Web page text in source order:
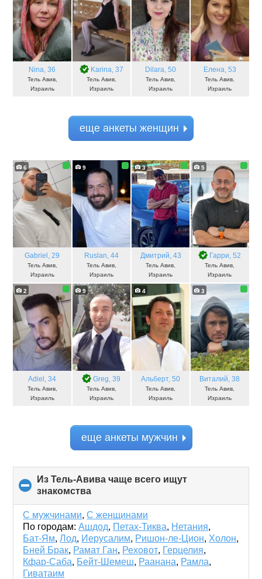
Nina, 36
Тель Авив,
Израиль
Karina, 37
Тель Авив,
Израиль
Dilara, 50
Тель Авив,
Израиль
Елена, 53
Тель Авив,
Израиль
еще анкеты женщин
6
Gabriel , 29
Тель Авив,
Израиль
9
Ruslan, 44
Тель Авив,
Израиль
3
Дмитрий, 43
Тель Авив,
Израиль
5
Гарри, 52
Тель Авив,
Израиль
2
Adiel , 34
Тель Авив,
Израиль
9
Greg, 39
Тель Авив,
Израиль
4
Альберт, 50
Тель Авив,
Израиль
3
Виталий, 38
Тель Авив,
Израиль
еще анкеты мужчин
Из Тель-Авива чаще всего ищут
знакомства
to
collapse
contents
С мужчинами,С женщинами
По городам: Ашдод, Петах-Тиква, Нетания,
Бат-Ям,Лод, Иерусалим, Ришон-ле-Цион, Холон,
Бней Брак, Рамат Ган, Реховот, Герцелия,
Кфар-Саба, Бейт-Шемеш, Раанана, Рамла,
Гиватаим